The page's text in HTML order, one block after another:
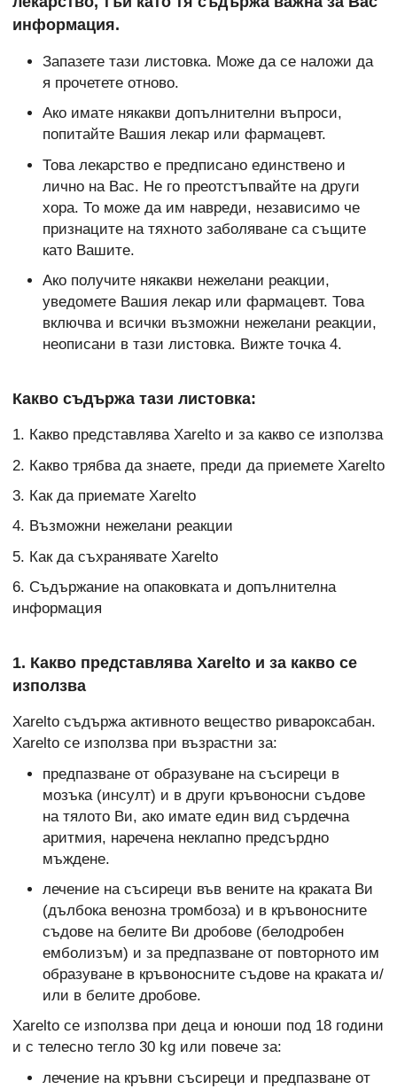
информация.
Запазете тази листовка. Може да се наложи да
я прочетете отново.
Ако имате някакви допълнителни въпроси,
попитайте Вашия лекар или фармацевт.
Това лекарство е предписано единствено и
лично на Вас. Не го преотстъпвайте на други
хора. То може да им навреди, независимо че
признаците на тяхното заболяване са същите
като Вашите.
Ако получите някакви нежелани реакции,
уведомете Вашия лекар или фармацевт. Това
включва и всички възможни нежелани реакции,
неописани в тази листовка. Вижте точка 4.
Какво съдържа тази листовка:
1. Какво представлява Xarelto и за какво се използва
2. Какво трябва да знаете, преди да приемете Xarelto
3. Как да приемате Xarelto
4. Възможни нежелани реакции
5. Как да съхранявате Xarelto
6. Съдържание на опаковката и допълнителна
информация
1. Какво представлява Xarelto и за какво се
използва
Xarelto съдържа активното вещество ривароксабан.
Xarelto се използва при възрастни за:
предпазване от образуване на съсиреци в
мозъка (инсулт) и в други кръвоносни съдове
на тялото Ви, ако имате един вид сърдечна
аритмия, наречена неклапно предсърдно
мъждене.
лечение на съсиреци във вените на краката Ви
(дълбока венозна тромбоза) и в кръвоносните
съдове на белите Ви дробове (белодробен
емболизъм) и за предпазване от повторното им
образуване в кръвоносните съдове на краката и/
или в белите дробове.
Xarelto се използва при деца и юноши под 18 години
и с телесно тегло 30 kg или повече за:
лечение на кръвни съсиреци и предпазване от